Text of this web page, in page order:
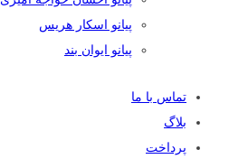
پیانو اسکار هریس
پیانو ایوان بند
تماس با ما
بلاگ
پرداخت